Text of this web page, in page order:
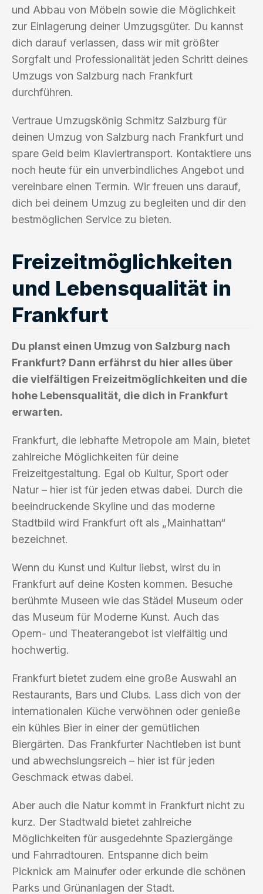
und Abbau von Möbeln sowie die Möglichkeit
zur Einlagerung deiner Umzugsgüter. Du kannst
dich darauf verlassen, dass wir mit größter
Sorgfalt und Professionalität jeden Schritt deines
Umzugs von Salzburg nach Frankfurt
durchführen.
Vertraue Umzugskönig Schmitz Salzburg für
deinen Umzug von Salzburg nach Frankfurt und
spare Geld beim Klaviertransport. Kontaktiere uns
noch heute für ein unverbindliches Angebot und
vereinbare einen Termin. Wir freuen uns darauf,
dich bei deinem Umzug zu begleiten und dir den
bestmöglichen Service zu bieten.
Freizeitmöglichkeiten
und Lebensqualität in
Frankfurt
Du planst einen Umzug von Salzburg nach
Frankfurt? Dann erfährst du hier alles über
die vielfältigen Freizeitmöglichkeiten und die
hohe Lebensqualität, die dich in Frankfurt
erwarten.
Frankfurt, die lebhafte Metropole am Main, bietet
zahlreiche Möglichkeiten für deine
Freizeitgestaltung. Egal ob Kultur, Sport oder
Natur – hier ist für jeden etwas dabei. Durch die
beeindruckende Skyline und das moderne
Stadtbild wird Frankfurt oft als „Mainhattan“
bezeichnet.
Wenn du Kunst und Kultur liebst, wirst du in
Frankfurt auf deine Kosten kommen. Besuche
berühmte Museen wie das Städel Museum oder
das Museum für Moderne Kunst. Auch das
Opern- und Theaterangebot ist vielfältig und
hochwertig.
Frankfurt bietet zudem eine große Auswahl an
Restaurants, Bars und Clubs. Lass dich von der
internationalen Küche verwöhnen oder genieße
ein kühles Bier in einer der gemütlichen
Biergärten. Das Frankfurter Nachtleben ist bunt
und abwechslungsreich – hier ist für jeden
Geschmack etwas dabei.
Aber auch die Natur kommt in Frankfurt nicht zu
kurz. Der Stadtwald bietet zahlreiche
Möglichkeiten für ausgedehnte Spaziergänge
und Fahrradtouren. Entspanne dich beim
Picknick am Mainufer oder erkunde die schönen
Parks und Grünanlagen der Stadt.